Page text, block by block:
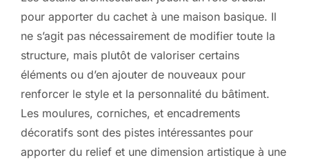
pour apporter du cachet à une maison basique. Il
ne s’agit pas nécessairement de modifier toute la
structure, mais plutôt de valoriser certains
éléments ou d’en ajouter de nouveaux pour
renforcer le style et la personnalité du bâtiment.
Les moulures, corniches, et encadrements
décoratifs sont des pistes intéressantes pour
apporter du relief et une dimension artistique à une